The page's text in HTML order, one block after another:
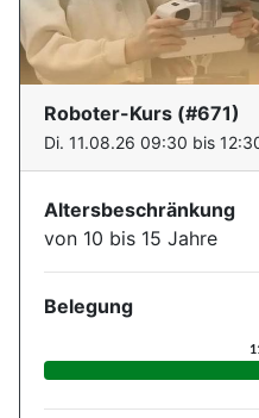
Roboter-Kurs (#671)
Di. 11.08.26 09:30 bis
Altersbeschränkung
von 10 bis 15 Jahre
Belegung